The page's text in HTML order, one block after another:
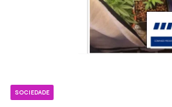
SOCIEDADE